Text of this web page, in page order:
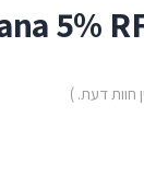
5%
חוות דעת. )